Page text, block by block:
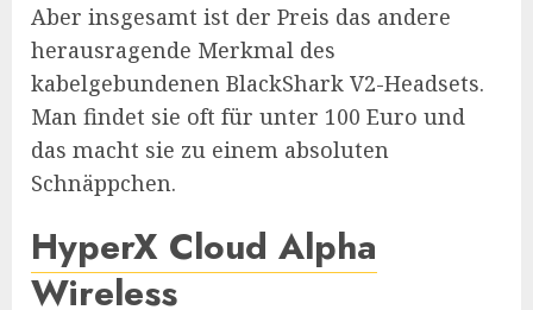
Aber insgesamt ist der Preis das andere
herausragende Merkmal des
kabelgebundenen BlackShark V2-Headsets.
Man findet sie oft für unter 100 Euro und
das macht sie zu einem absoluten
Schnäppchen.
HyperX Cloud Alpha
Wireless